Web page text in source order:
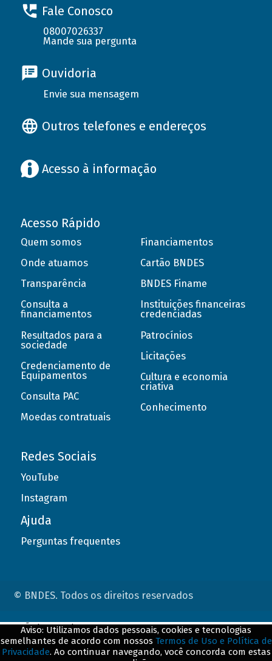
Fale Conosco
08007026337
Mande sua pergunta
Ouvidoria
Envie sua mensagem
Outros telefones e endereços
Acesso à informação
Acesso Rápido
Quem somos
Onde atuamos
Transparência
Consulta a
financiamentos
Resultados para a
sociedade
Credenciamento de
Equipamentos
Consulta PAC
Moedas contratuais
Financiamentos
Cartão BNDES
BNDES Finame
Instituições financeiras
credenciadas
Patrocínios
Licitações
Cultura e economia
criativa
Conhecimento
Redes Sociais
YouTube
Instagram
Ajuda
Perguntas frequentes
© BNDES. Todos os direitos reservados
Aviso: Utilizamos dados pessoais, cookies e tecnologias
semelhantes de acordo com nossos Termos de Uso e Política de
Privacidade. Ao continuar navegando, você concorda com estas
ConteÃºdo complementar
${title}${badge}